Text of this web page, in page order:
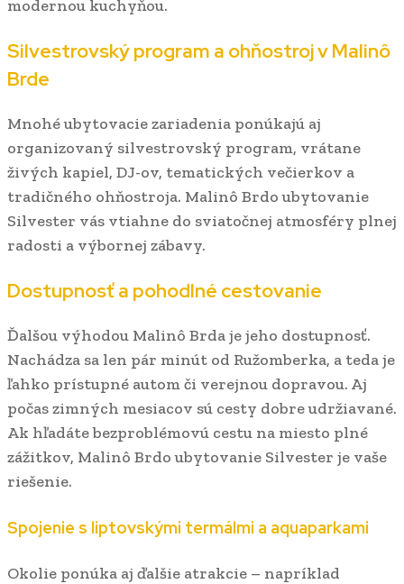
modernou kuchyňou.
Silvestrovský program a ohňostroj v Malinô
Brde
Mnohé ubytovacie zariadenia ponúkajú aj
organizovaný silvestrovský program, vrátane
živých kapiel, DJ-ov, tematických večierkov a
tradičného ohňostroja. Malinô Brdo ubytovanie
Silvester vás vtiahne do sviatočnej atmosféry plnej
radosti a výbornej zábavy.
Dostupnosť a pohodlné cestovanie
Ďalšou výhodou Malinô Brda je jeho dostupnosť.
Nachádza sa len pár minút od Ružomberka, a teda je
ľahko prístupné autom či verejnou dopravou. Aj
počas zimných mesiacov sú cesty dobre udržiavané.
Ak hľadáte bezproblémovú cestu na miesto plné
zážitkov, Malinô Brdo ubytovanie Silvester je vaše
riešenie.
Spojenie s liptovskými termálmi a aquaparkami
Okolie ponúka aj ďalšie atrakcie – napríklad